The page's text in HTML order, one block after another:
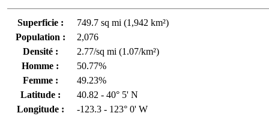
Superficie :
749.7 sq mi (1,942 km²)
Population :
2,076
Densité :
2.77/sq mi (1.07/km²)
Homme :
50.77%
Femme :
49.23%
Latitude :
40.82 - 40° 5' N
Longitude :
-123.3 - 123° 0' W